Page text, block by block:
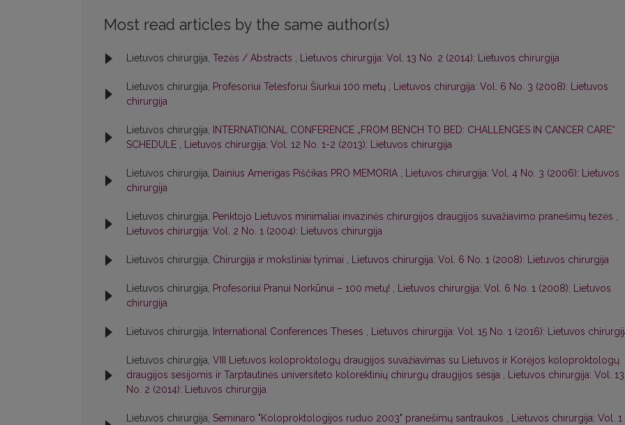
Most read articles by the same author(s)
Lietuvos chirurgija, Tezės / Abstracts , Lietuvos chirurgija: Vol. 13 No. 2 (2014): Lietuvos chirurgija
Lietuvos chirurgija, Profesoriui Telesforui Šiurkui 100 metų , Lietuvos chirurgija: Vol. 6 No. 3 (2008): Lietuvos
chirurgija
Lietuvos chirurgija,
INTERNATIONAL CONFERENCE „FROM BENCH TO BED: CHALLENGES IN CANCER CARE“
SCHEDULE , Lietuvos chirurgija: Vol. 12 No. 1-2 (2013): Lietuvos chirurgija
Lietuvos chirurgija, Dainius Amerigas Piščikas PRO MEMORIA , Lietuvos chirurgija: Vol. 4 No. 3 (2006): Lietuvos
chirurgija
Lietuvos chirurgija, Penktojo Lietuvos minimaliai invazinės chirurgijos draugijos suvažiavimo pranešimų tezės ,
Lietuvos chirurgija: Vol. 2 No. 1 (2004): Lietuvos chirurgija
Lietuvos chirurgija, Chirurgija ir moksliniai tyrimai , Lietuvos chirurgija: Vol. 6 No. 1 (2008): Lietuvos chirurgija
Lietuvos chirurgija, Profesoriui Pranui Norkūnui – 100 metų! , Lietuvos chirurgija: Vol. 6 No. 1 (2008): Lietuvos
chirurgija
Lietuvos chirurgija, International Conferences Theses , Lietuvos chirurgija: Vol. 15 No. 1 (2016): Lietuvos
Lietuvos chirurgija, VIII Lietuvos koloproktologų draugijos suvažiavimas su Lietuvos ir Korėjos koloproktologų
draugijos sesijomis ir Tarptautinės universiteto kolorektinių chirurgų draugijos sesija , Lietuvos chirurgija: Vol. 13
No. 2 (2014): Lietuvos chirurgija
Lietuvos chirurgija, Seminaro "Koloproktologijos ruduo 2003" pranešimų santraukos , Lietuvos chirurgija: Vol. 1